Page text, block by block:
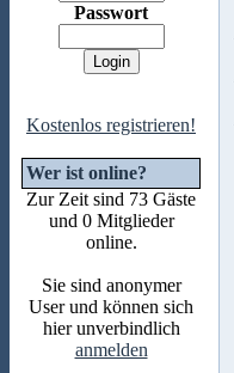
Passwort
Kostenlos registrieren!
Wer ist online?
Zur Zeit sind 73 Gäste
und 0 Mitglieder
online.
Sie sind anonymer
User und können sich
hier unverbindlich
anmelden